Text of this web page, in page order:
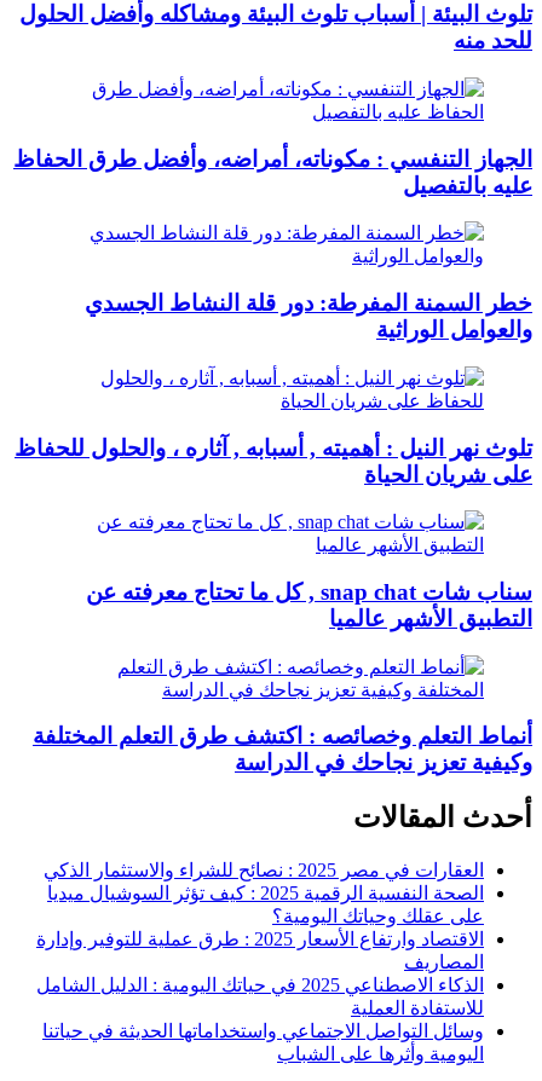
تلوث البيئة | أسباب تلوث البيئة ومشاكله وأفضل الحلول
للحد منه
الجهاز التنفسي : مكوناته، أمراضه، وأفضل طرق الحفاظ
عليه بالتفصيل
خطر السمنة المفرطة: دور قلة النشاط الجسدي
والعوامل الوراثية
تلوث نهر النيل : أهميته , أسبابه , آثاره ، والحلول للحفاظ
على شريان الحياة
سناب شات snap chat , كل ما تحتاج معرفته عن
التطبيق الأشهر عالميا
أنماط التعلم وخصائصه : اكتشف طرق التعلم المختلفة
وكيفية تعزيز نجاحك في الدراسة
أحدث المقالات
العقارات في مصر 2025 : نصائح للشراء والاستثمار الذكي
الصحة النفسية الرقمية 2025 : كيف تؤثر السوشيال ميديا
على عقلك وحياتك اليومية؟
الاقتصاد وارتفاع الأسعار 2025 : طرق عملية للتوفير وإدارة
المصاريف
الذكاء الاصطناعي 2025 في حياتك اليومية : الدليل الشامل
للاستفادة العملية
وسائل التواصل الاجتماعي واستخداماتها الحديثة في حياتنا
اليومية وأثرها على الشباب